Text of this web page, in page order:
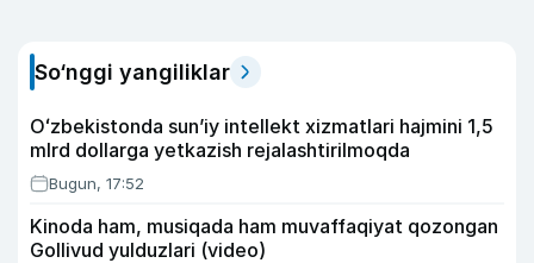
So‘nggi yangiliklar
Oʻzbekistonda sunʼiy intellekt xizmatlari hajmini 1,5
mlrd dollarga yetkazish rejalashtirilmoqda
Bugun, 17:52
Kinoda ham, musiqada ham muvaffaqiyat qozongan
Gollivud yulduzlari (video)